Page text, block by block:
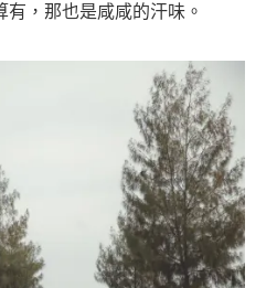
，那也是咸咸的汗味。